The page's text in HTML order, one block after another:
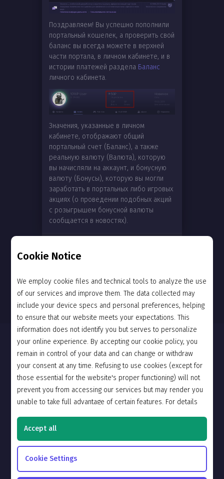
Cookie Notice
We employ cookie files and technical tools to analyze the use
of our services and improve them. The data collected may
include your device specs and personal preferences, helping
to ensure that our website meets your expectations. This
information does not identify you but serves to personalize
your online experience. By accepting our cookie policy, you
remain in control of your data and can change or withdraw
your consent at any time. Refusing to use cookies (except for
those essential for the website's proper functioning) will not
prevent you from accessing our services but may render you
unable to take full advantage of certain features. For details
Accept all
Cookie Settings
Поздравляем! Вы успешно пополнили
портальный кошелек, а проверить свой
баланс вы всегда можете в верхней
части портала, в личном кабинете, и в
истории платежей раздела Баланс
личного кабинета.
Значения, указанные в личном
кабинете, отображают общий
портальный счет (Баланс), а также
реальную валюту (Валюта), которую
вы начисляли на аккаунт, и бонусную
валюту (Бонусы), которую вы могли
заработать в портальных либо игровых
акциях (о проведении подобных акций
с розыгрышем бонусной валюты
сообщается в новостях).
News
Support
About Us
English